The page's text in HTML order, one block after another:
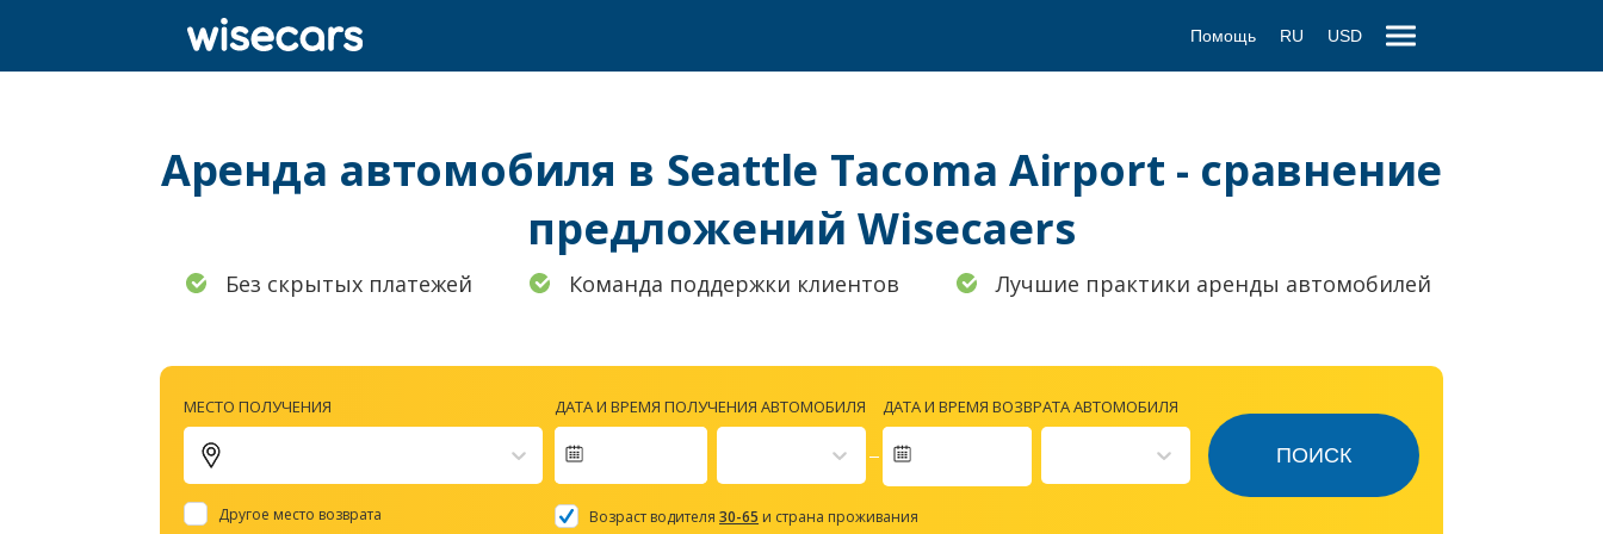
Помощь RU USD
Аренда автомобиля в Seattle Tacoma Airport - сравнение
предложений Wisecaers
Без скрытых платежей Команда поддержки клиентов Лучшие практики аренды автомобилей
МЕСТО ПОЛУЧЕНИЯ
Другое место возврата
ДАТА И ВРЕМЯ ПОЛУЧЕНИЯ АВТОМОБИЛЯ
to
ДАТА И ВРЕМЯ ВОЗВРАТА АВТОМОБИЛЯ
Возраст водителя30-65 и страна проживания
ПОИСК